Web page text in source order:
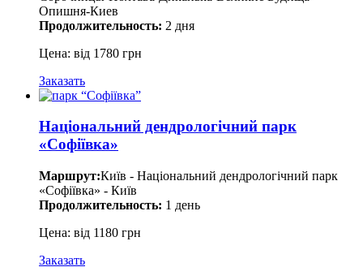
Опишня-Киев
Продолжительность: 2 дня
Цена: від 1780 грн
Заказать
Національний дендрологічний парк
«Софіївка»
Маршрут:Київ - Національний дендрологічний парк
«Софіївка» - Київ
Продолжительность: 1 день
Цена: від 1180 грн
Заказать